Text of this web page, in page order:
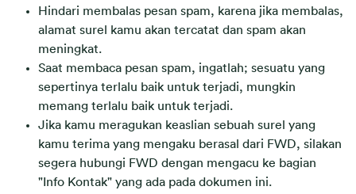
Hindari membalas pesan spam, karena jika membalas,
alamat surel kamu akan tercatat dan spam akan
meningkat.
Saat membaca pesan spam, ingatlah; sesuatu yang
sepertinya terlalu baik untuk terjadi, mungkin
memang terlalu baik untuk terjadi.
Jika kamu meragukan keaslian sebuah surel yang
kamu terima yang mengaku berasal dari FWD, silakan
segera hubungi FWD dengan mengacu ke bagian
"Info Kontak" yang ada pada dokumen ini.